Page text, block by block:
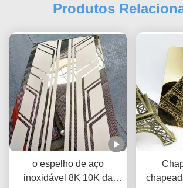
Produtos
o espelho de aço
inoxidável 8K 10K da